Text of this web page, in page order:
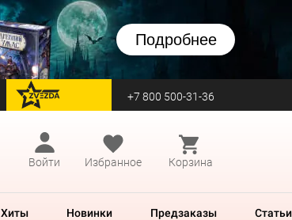
Подробнее
перейти на Zvezda +7 800 500-31-36
Войти
Избранное Корзина
Хиты Новинки Предзаказы Статьи